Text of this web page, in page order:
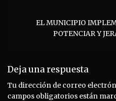
EL MUNICIPIO
POTENCIAR Y
Deja una respuesta
Tu dirección de correo
campos obligatorios están